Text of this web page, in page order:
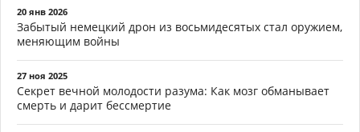
20 янв 2026
Забытый немецкий дрон из восьмидесятых стал оружием,
меняющим войны
27 ноя 2025
Секрет вечной молодости разума: Как мозг обманывает
смерть и дарит бессмертие